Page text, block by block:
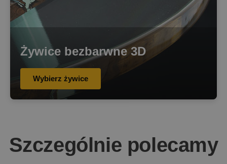
Żywice bezbarwne 3D
Wybierz żywice
Szczególnie polecamy